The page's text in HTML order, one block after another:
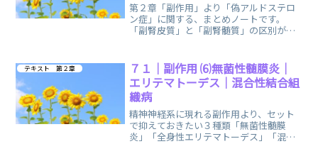
第２章「副作用」より「偽アルドステロ
ン症」に関する、まとめノートです。
「副腎皮質」と「副腎髄質」の区別がで
テキスト 第２章
７１｜副作用 ⑹無菌性髄膜炎｜
エリテマトーデス｜混合性結合組
織病
精神神経系に現れる副作用より、セット
で抑えておきたい３種類「無菌性髄膜
炎」「全身性エリテマトーデス」「混合